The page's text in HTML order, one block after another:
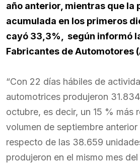
año anterior, mientras que la
acumulada en los primeros
cayó 33,3%, según informó
Fabricantes de Automotores
“Con 22 días hábiles de
automotrices produjeron
octubre, es decir, un 15 % más
volumen de septiembre anterior
respecto de las 38.659
produjeron en el mismo mes del